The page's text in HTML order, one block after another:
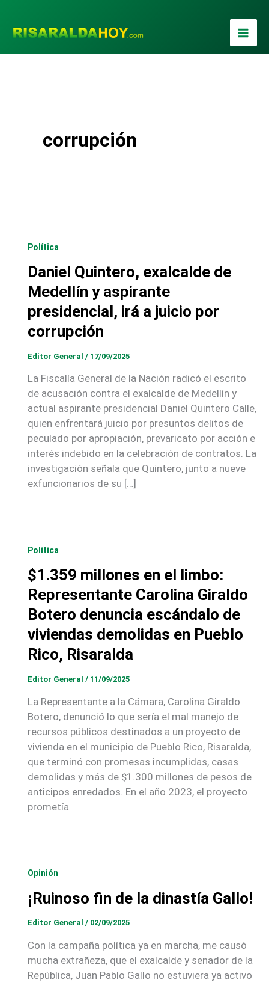
contenido
corrupción
Política
Daniel Quintero, exalcalde de
Medellín y aspirante
presidencial, irá a juicio por
corrupción
Editor General / 17/09/2025
La Fiscalía General de la Nación radicó el escrito
de acusación contra el exalcalde de Medellín y
actual aspirante presidencial Daniel Quintero Calle,
quien enfrentará juicio por presuntos delitos de
peculado por apropiación, prevaricato por acción e
interés indebido en la celebración de contratos. La
investigación señala que Quintero, junto a nueve
exfuncionarios de su […]
Política
$1.359 millones en el limbo:
Representante Carolina Giraldo
Botero denuncia escándalo de
viviendas demolidas en Pueblo
Rico, Risaralda
Editor General / 11/09/2025
La Representante a la Cámara, Carolina Giraldo
Botero, denunció lo que sería el mal manejo de
recursos públicos destinados a un proyecto de
vivienda en el municipio de Pueblo Rico, Risaralda,
que terminó con promesas incumplidas, casas
demolidas y más de $1.300 millones de pesos de
anticipos enredados. En el año 2023, el proyecto
prometía
Opinión
¡Ruinoso fin de la dinastía Gallo!
Editor General / 02/09/2025
Con la campaña política ya en marcha, me causó
mucha extrañeza, que el exalcalde y senador de la
República, Juan Pablo Gallo no estuviera ya activo